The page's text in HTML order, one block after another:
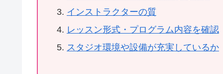
インストラクターの質
レッスン形式・プログラム内容を確認
スタジオ環境や設備が充実しているか